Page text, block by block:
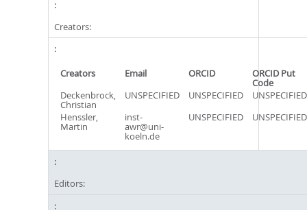
Creators:
Creators Email ORCID ORCID Put
Code
Deckenbrock,
Christian
UNSPECIFIED UNSPECIFIED
UNSPECIFIED
Henssler,
Martin
inst-
awr@uni-
koeln.de
UNSPECIFIED UNSPECIFIED
Editors: